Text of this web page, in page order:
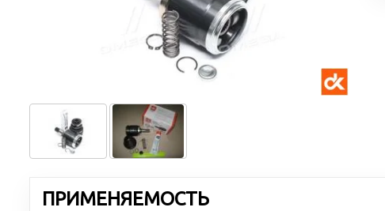
ПРИМЕНЯЕМОСТЬ